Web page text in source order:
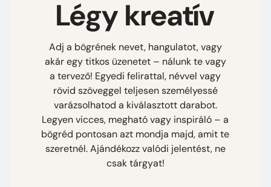
Légy kreatív
Adj a bögrének nevet, hangulatot, vagy
akár egy titkos üzenetet – nálunk te vagy
a tervező! Egyedi felirattal, névvel vagy
rövid szöveggel teljesen személyessé
varázsolhatod a kiválasztott darabot.
Legyen vicces, megható vagy inspiráló – a
bögréd pontosan azt mondja majd, amit te
szeretnél. Ajándékozz valódi jelentést, ne
csak tárgyat!